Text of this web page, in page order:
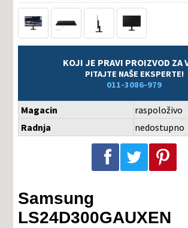
KOJI JE PRAVI PROIZVOD ZA
PITAJTE NAŠE EKSPERTE!
011-3086-979
Magacin
raspoloživo
Radnja
nedostupno
Podeli na Facebook-u Podeli na Twitter-u Podeli na Pinterest-u
Samsung
LS24D300GAUXEN